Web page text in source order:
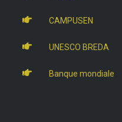
CAMPUSEN
UNESCO BREDA
Banque mondiale